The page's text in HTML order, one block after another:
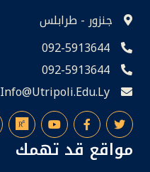
جنزور - طرابلس
092-5913644
092-5913644
Info@utripoli.edu.ly
مواقع قد تهمك